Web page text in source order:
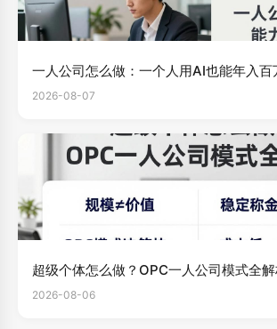
一人公司怎么做：一个人用AI也能年入百
2026-08-07
超级个体怎么做？OPC一人公司模式全
2026-08-06